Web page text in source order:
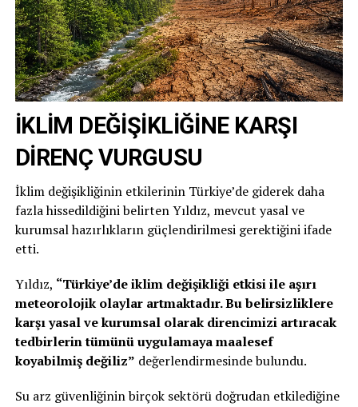
İKLİM DEĞİŞİKLİĞİNE KARŞI
DİRENÇ VURGUSU
İklim değişikliğinin etkilerinin Türkiye’de giderek daha
fazla hissedildiğini belirten Yıldız, mevcut yasal ve
kurumsal hazırlıkların güçlendirilmesi gerektiğini ifade
etti.
Yıldız, “Türkiye’de iklim değişikliği etkisi ile aşırı
meteorolojik olaylar artmaktadır. Bu belirsizliklere
karşı yasal ve kurumsal olarak direncimizi artıracak
tedbirlerin tümünü uygulamaya maalesef
koyabilmiş değiliz” değerlendirmesinde bulundu.
Su arz güvenliğinin birçok sektörü doğrudan etkilediğine